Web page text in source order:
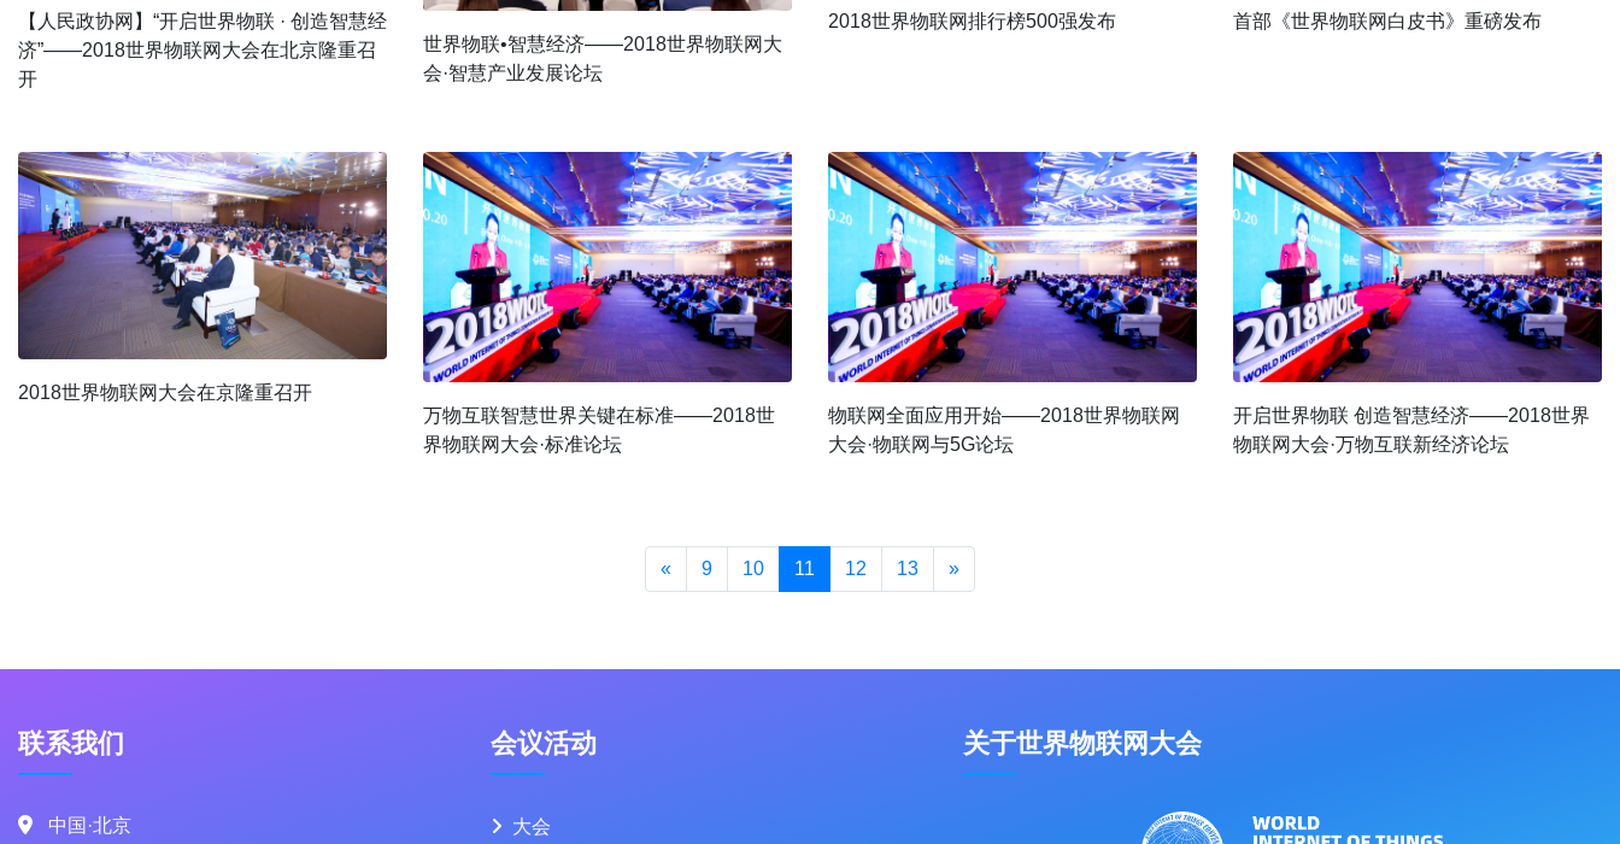
【人民政协网】“开启世界物联 · 创造智慧经
济”——2018世界物联网大会在北京隆重召
开
世界物联•智慧经济——2018世界物联网大
会·智慧产业发展论坛
2018世界物联网排行榜500强发布 首部《世界物联网白皮书》重磅发布
2018世界物联网大会在京隆重召开
万物互联智慧世界关键在标准——2018世
界物联网大会·标准论坛
物联网全面应用开始——2018世界物联网
大会·物联网与5G论坛
开启世界物联 创造智慧经济——2018世界
物联网大会·万物互联新经济论坛
« 9 10 11 12 13 »
联系我们
中国·北京
会议活动
大会
关于世界物联网大会